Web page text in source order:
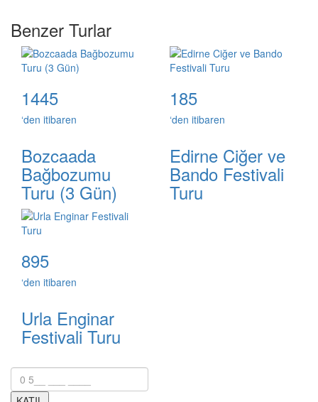
Benzer Turlar
1445
‘den itibaren
Bozcaada
Bağbozumu
Turu (3 Gün)
185
‘den itibaren
Edirne Ciğer ve
Bando Festivali
Turu
895
‘den itibaren
Urla Enginar
Festivali Turu